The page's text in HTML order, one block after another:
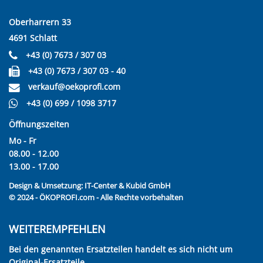
Oberharrern 33
4691 Schlatt
+43 (0) 7673 / 307 03
+43 (0) 7673 / 307 03 - 40
verkauf@oekoprofi.com
+43 (0) 699 / 1098 3717
Öffnungszeiten
Mo - Fr
08.00 - 12.00
13.00 - 17.00
Design & Umsetzung: IT-Center & Kubid GmbH
© 2024 - ÖKOPROFI.com - Alle Rechte vorbehalten
WEITEREMPFEHLEN
Bei den genannten Ersatzteilen handelt es sich nicht um